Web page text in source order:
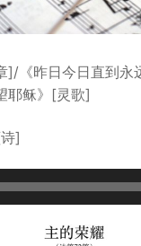
]/《昨日今日直到永
耶稣》[灵歌]
]